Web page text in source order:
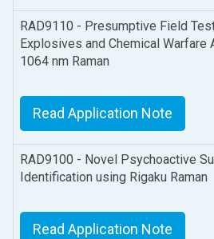
RAD9110 - Presumptive Field
Explosives and Chemical Warfare
1064 nm Raman
Read Application Note
RAD9100 - Novel Psychoactive
Identification using Rigaku Raman
Read Application Note